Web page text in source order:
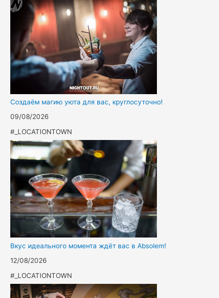
Создаём магию уюта для вас, круглосуточно!
09/08/2026
#_LOCATIONTOWN
Вкус идеального момента ждёт вас в Absolem!
12/08/2026
#_LOCATIONTOWN